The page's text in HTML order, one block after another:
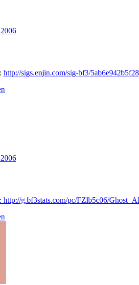
http://sigs.enjin.com/sig-bf3/
g.bf3stats.com/pc/FZlb5c06/